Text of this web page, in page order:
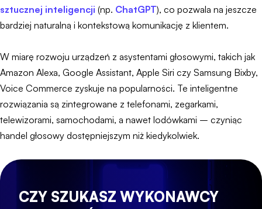
sztucznej inteligencji (np. ChatGPT), co pozwala na jeszcze
bardziej naturalną i kontekstową komunikację z klientem.
W miarę rozwoju urządzeń z asystentami głosowymi, takich jak
Amazon Alexa, Google Assistant, Apple Siri czy Samsung Bixby,
Voice Commerce zyskuje na popularności. Te inteligentne
rozwiązania są zintegrowane z telefonami, zegarkami,
telewizorami, samochodami, a nawet lodówkami – czyniąc
handel głosowy dostępniejszym niż kiedykolwiek.
CZY SZUKASZ WYKONAWCY